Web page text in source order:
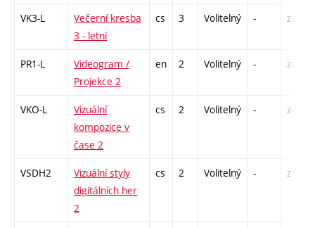
VK3-L
Večerní kresba
3 - letní
cs 3 Volitelný - zá,zk
PR1-L
Videogram /
Projekce 2
en 2 Volitelný - zá
VKO-L
Vizuální
kompozice v
čase 2
cs 2 Volitelný - zá
VSDH2
Vizuální styly
digitálních her
2
cs 2 Volitelný - zá